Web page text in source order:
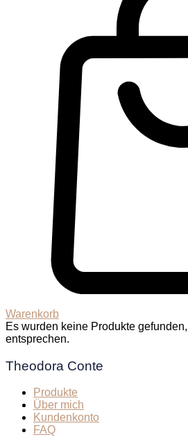
Warenkorb
Es wurden keine Produkte
entsprechen.
Theodora Conte
Produkte
Über mich
Kundenkonto
FAQ